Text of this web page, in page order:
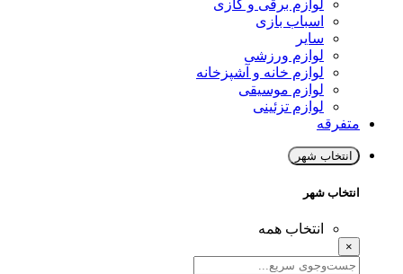
لوازم برقی و گازی
اسباب بازی
سایر
لوازم ورزشی
لوازم خانه و آشپزخانه
لوازم موسیقی
لوازم تزئینی
متفرقه
انتخاب شهر
انتخاب شهر
انتخاب همه
×